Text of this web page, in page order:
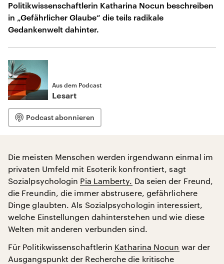
Politikwissenschaftlerin Katharina Nocun beschreiben
in „Gefährlicher Glaube“ die teils radikale
Gedankenwelt dahinter.
Aus dem Podcast
Lesart
Podcast abonnieren
Die meisten Menschen werden irgendwann einmal im
privaten Umfeld mit Esoterik konfrontiert, sagt
Sozialpsychologin Pia Lamberty. Da seien der Freund,
die Freundin, die immer abstrusere, gefährlichere
Dinge glaubten. Als Sozialpsychologin interessiert,
welche Einstellungen dahinterstehen und wie diese
Welten mit anderen verbunden sind.
Für Politikwissenschaftlerin Katharina Nocun war der
Ausgangspunkt der Recherche die kritische